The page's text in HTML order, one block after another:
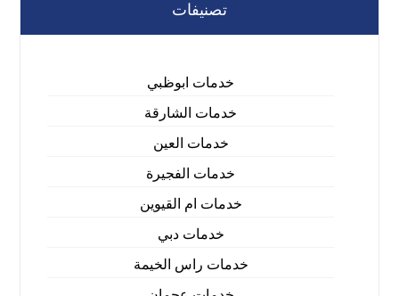
تصنيفات
خدمات ابوظبي
خدمات الشارقة
خدمات العين
خدمات الفجيرة
خدمات ام القيوين
خدمات دبي
خدمات راس الخيمة